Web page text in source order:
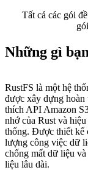
Tất cả các gói
Những gì
RustFS là một hệ
được xây dựng hoàn
thích API Amazon
nhớ của Rust và
thống. Được thiết kế
lượng công việc dữ
chống mất dữ liệu
liệu lâu dài.